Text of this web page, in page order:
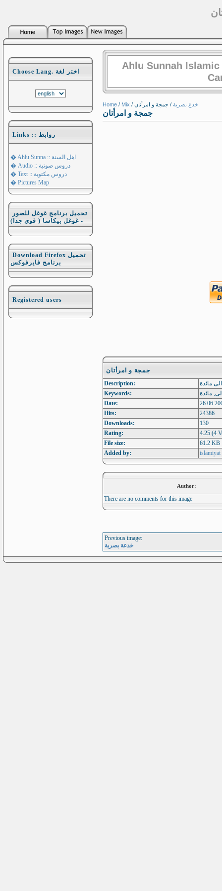
Choose Lang. اختر لغة
Links :: روابط
� Ahlu Sunna :: اهل السنة
� Audio :: دروس صوتية
� Text :: دروس مكتوبة
� Pictures Map
تحميل برنامج غوغل للصور
- غوغل بيكاسا ( قوي جدا)
Download Firefox تحميل
برنامج فايرفوكس
Registered users
Ahlu Sunnah
Home / Mix / خدع بصرية / جمجة و امرأتان
جمجة و امرأتان
جمجة و امرأتان
Description:
مائدة
Keywords:
مائدة
Date:
Hits:
24386
Downloads:
130
Rating:
4.25 (4
File size:
61.2 KB
Added by:
islamiyat
Author:
There are no comments for this image
Previous image:
خدعة بصرية